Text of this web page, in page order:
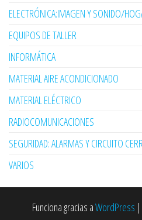
ELECTRÓNICA:IMAGEN Y SONIDO/
EQUIPOS DE TALLER
INFORMÁTICA
MATERIAL AIRE ACONDICIONADO
MATERIAL ELÉCTRICO
RADIOCOMUNICACIONES
SEGURIDAD: ALARMAS Y CIRCUITO
VARIOS
Funciona gracias aWordPress |